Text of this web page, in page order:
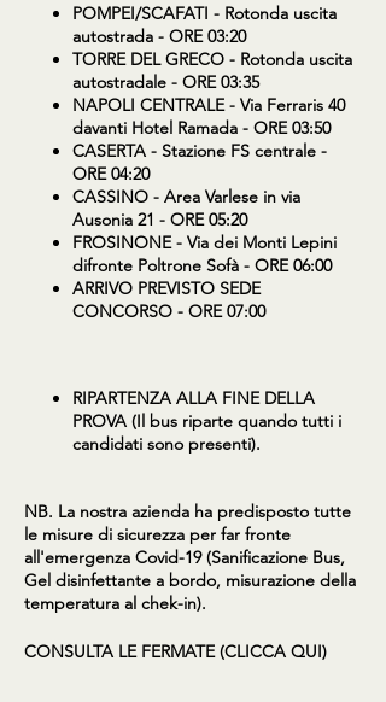
POMPEI/SCAFATI - Rotonda uscita
autostrada - ORE 03:20
TORRE DEL GRECO - Rotonda uscita
autostradale - ORE 03:35
NAPOLI CENTRALE- Via Ferraris 40
davanti Hotel Ramada - ORE 03:50
CASERTA - Stazione FS centrale -
ORE 04:20
CASSINO - Area Varlese in via
Ausonia 21 - ORE 05:20
FROSINONE- Via dei Monti Lepini
difronte Poltrone Sofà - ORE 06:00
ARRIVO PREVISTO SEDE
CONCORSO - ORE 07:00
RIPARTENZA ALLA FINE DELLA
PROVA (Il bus riparte quando tutti i
candidati sono presenti).
NB. La nostra azienda ha predisposto tutte
le misure di sicurezza per far fronte
all'emergenza Covid-19 (Sanificazione Bus,
Gel disinfettante a bordo, misurazione della
temperatura al chek-in).
CONSULTA LE FERMATE (CLICCA QUI)